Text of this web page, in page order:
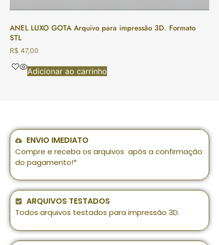
ANEL LUXO GOTA Arquivo para impressão 3D. Formato
STL
R$ 47,00
Adicionar ao carrinho
ENVIO IMEDIATO
Compre e receba os arquivos após a confirmação
do pagamento!*
ARQUIVOS TESTADOS
Todos arquivos testados para impressão 3D.